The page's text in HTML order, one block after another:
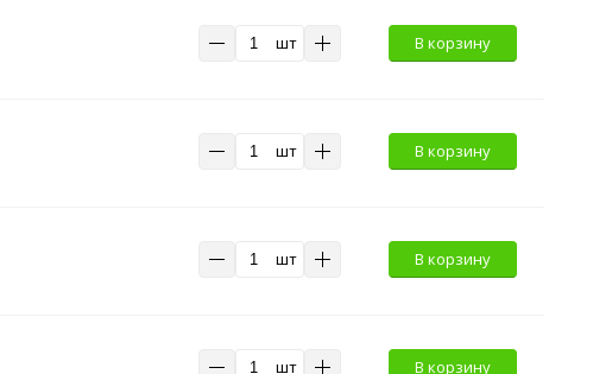
шт В корзину
шт В корзину
шт В корзину
шт В корзину